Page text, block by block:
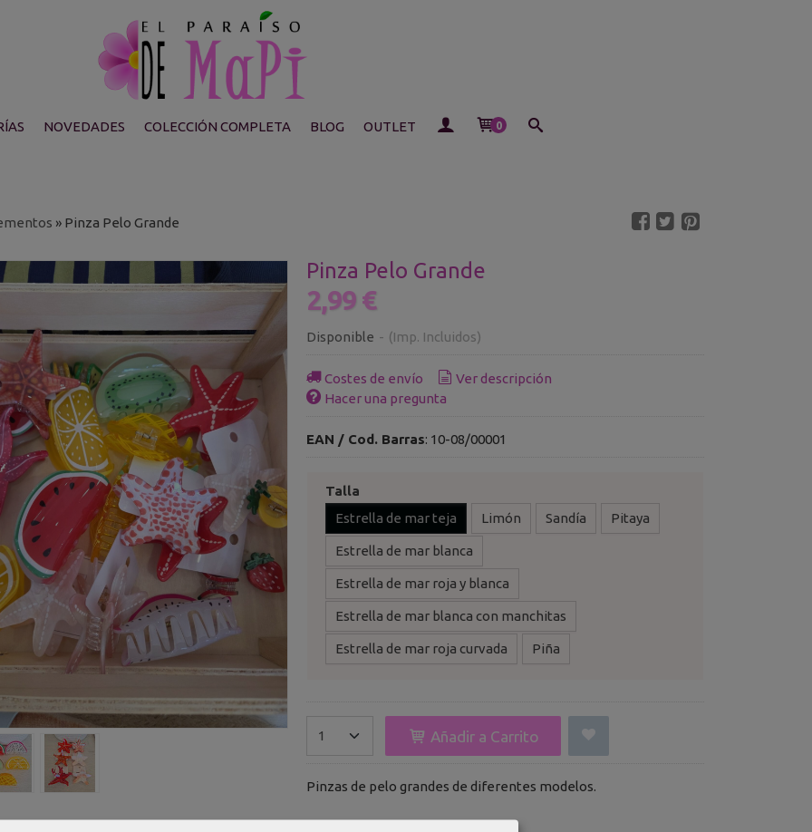
NOVEDADES COLECCIÓN COMPLETA BLOG OUTLET 0
» Pinza Pelo Grande
Pinza Pelo Grande
2,99 €
Disponible - (Imp. Incluidos)
Costes de envío
Ver descripción
Hacer una pregunta
EAN / Cod. Barras: 10-08/00001
Talla
Estrella de mar teja
Limón Sandía Pitaya
Estrella de mar blanca
Estrella de mar roja y blanca
Estrella de mar blanca con manchitas
Estrella de mar roja curvada Piña
Añadir a Carrito
Pinzas de pelo grandes de diferentes modelos.